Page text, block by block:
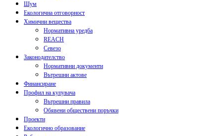
Шум
Екологична отговорност
Химични вещества
Нормативна уредба
REACH
Севезо
Законодателство
Нормативни документи
Вътрешни актове
Финансиране
Профил на купувача
Вътрешни правила
Обявени обществени поръчки
Проекти
Екологично образование